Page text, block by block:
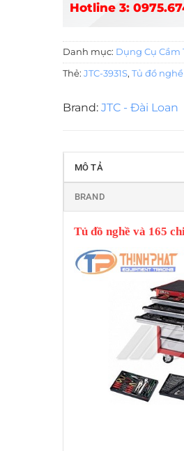
Hotline 3:
Danh mục: Dụng Cụ Cầm
Thẻ: JTC-3931S, Tủ đồ nghề
Brand: JTC - Đài Loan
MÔ TẢ
BRAND
Tủ đồ nghề và 165